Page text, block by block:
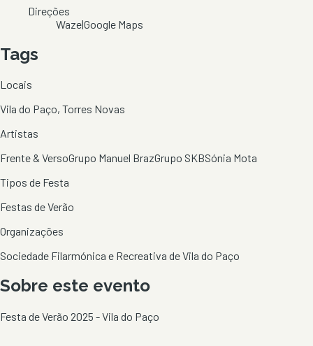
Direções
Waze|Google Maps
Tags
Locais
Vila do Paço, Torres Novas
Artistas
Frente & VersoGrupo Manuel BrazGrupo SKBSónia Mota
Tipos de Festa
Festas de Verão
Organizações
Sociedade Filarmónica e Recreativa de Vila do Paço
Sobre este evento
Festa de Verão 2025 - Vila do Paço